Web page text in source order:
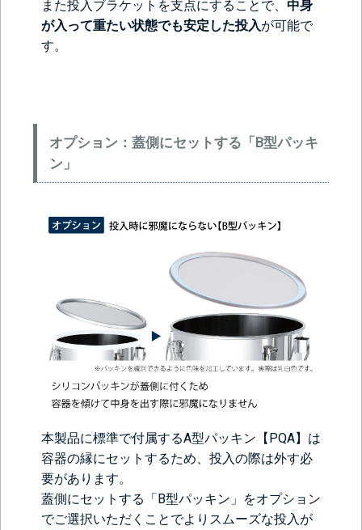
また投入ブラケットを支点にすることで、 中身
が入って重たい状態でも安定した投入が可能で
す。
オプション：蓋側にセットする「B型パッキ
ン」
本製品に標準で付属するA型パッキン【PQA】は
容器の縁にセットするため、投入の際は外す必
要があります。
蓋側にセットする「B型パッキン」をオプション
でご選択いただくことでよりスムーズな投入が